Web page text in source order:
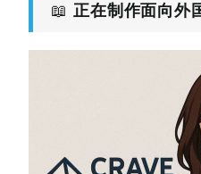
📖 正在制作面向外